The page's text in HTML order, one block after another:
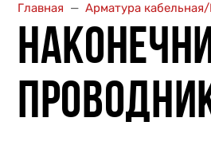
Главная Арматура